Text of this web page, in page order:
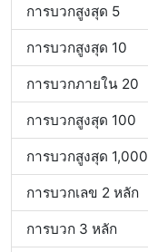
การบวกสูงสุด 5
การบวกสูงสุด 10
การบวกภายใน 20
การบวกสูงสุด 100
การบวกสูงสุด 1,000
การบวกเลข 2 หลัก
การบวก 3 หลัก